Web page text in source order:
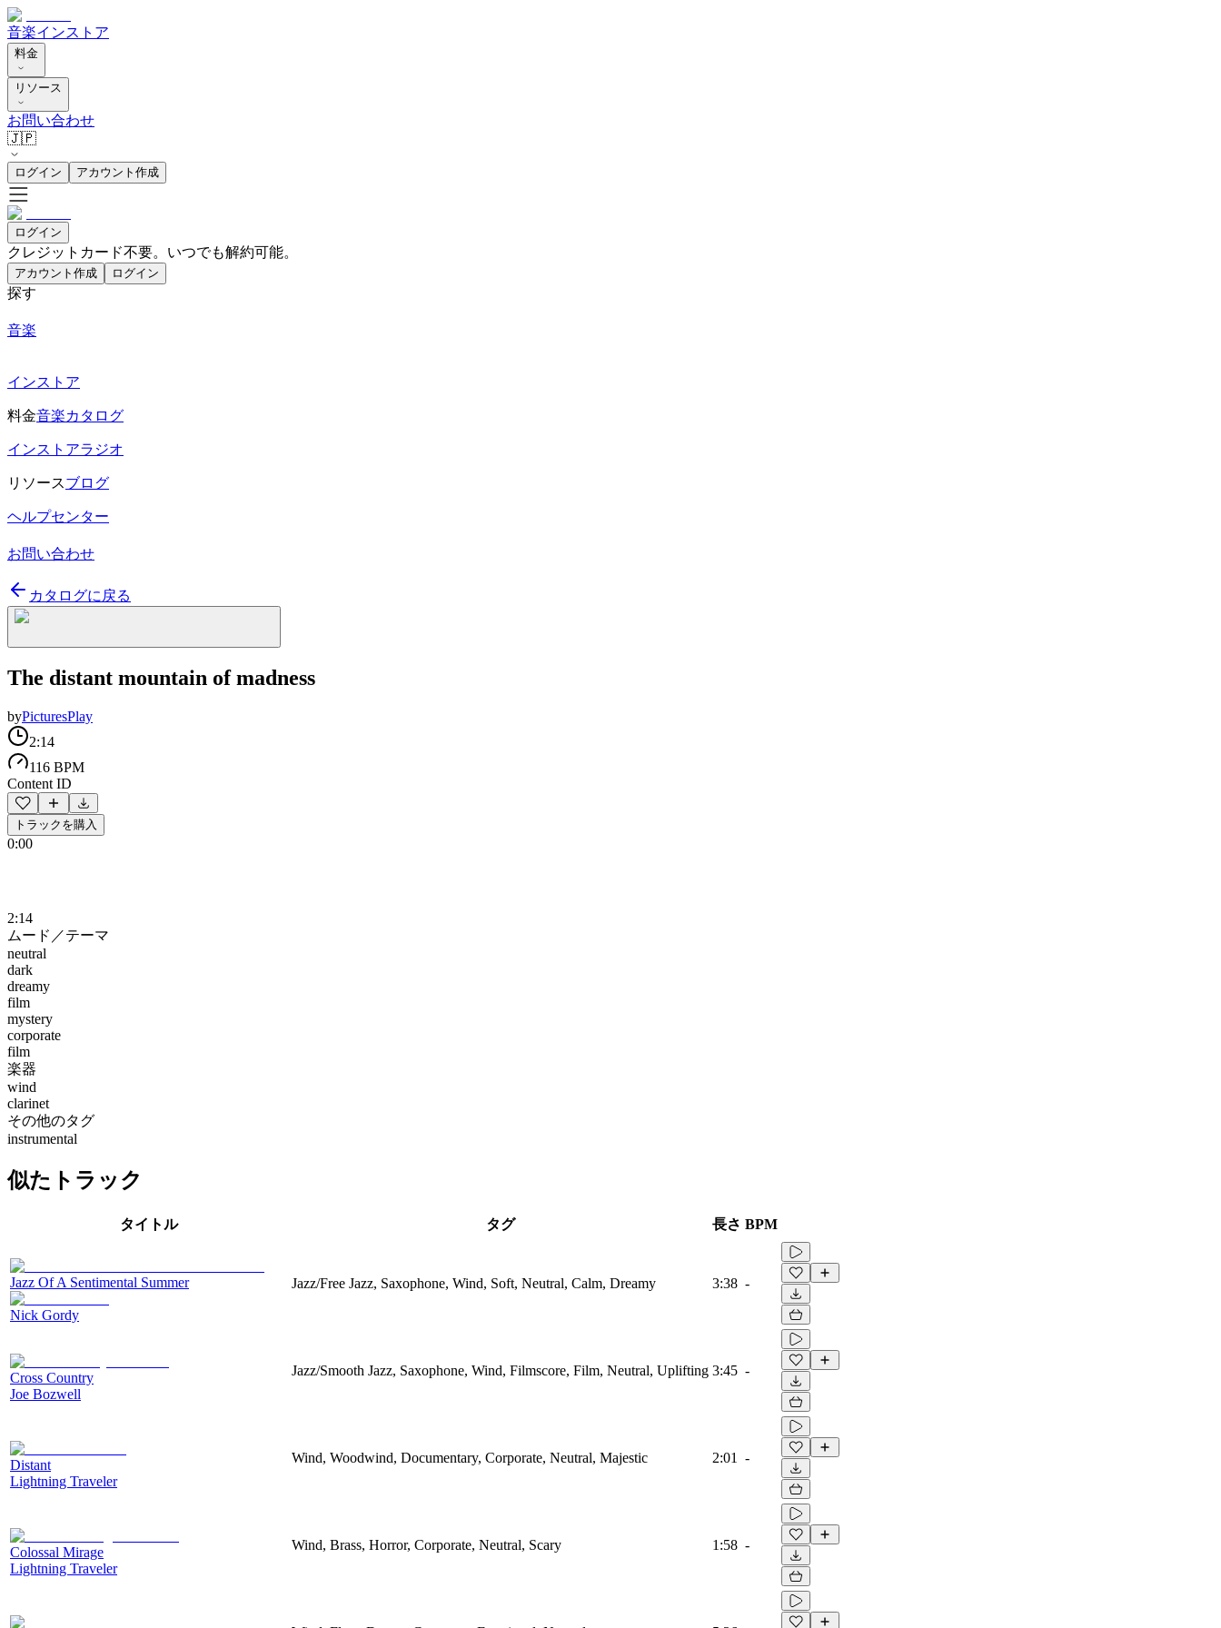
音楽インストア
料金
リソース
お問い合わせ
🇯🇵
ログイン アカウント作成
ログイン
クレジットカード不要。いつでも解約可能。
アカウント作成 ログイン
探す
音楽
インストア
料金音楽カタログ
インストアラジオ
リソースブログ
ヘルプセンター
お問い合わせ
カタログに戻る
The distant mountain of madness
byPicturesPlay
2:14
116 BPM
Content ID
トラックを購入
0:00
2:14
ムード／テーマ
neutral
dark
dreamy
film
mystery
corporate
film
楽器
wind
clarinet
その他のタグ
instrumental
似たトラック
タイトル タグ 長さ BPM
Jazz Of A Sentimental Summer
Nick Gordy
Jazz/Free Jazz, Saxophone, Wind, Soft, Neutral, Calm, Dreamy 3:38 -
Cross Country
Joe Bozwell
Jazz/Smooth Jazz, Saxophone, Wind, Filmscore, Film, Neutral, Uplifting 3:45 -
Distant
Lightning Traveler
Wind, Woodwind, Documentary, Corporate, Neutral, Majestic 2:01 -
Colossal Mirage
Lightning Traveler
Wind, Brass, Horror, Corporate, Neutral, Scary 1:58 -